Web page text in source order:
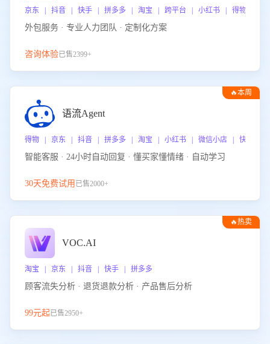
京东 | 抖音 | 快手 | 拼多多 | 淘宝 | 跨平台 | 小红书 | 得物 | 企
外包服务 · 专业人力团队 · 定制化方案
咨询体验已售2399+
🔥本周
语流Agent
得物 | 京东 | 抖音 | 拼多多 | 淘宝 | 小红书 | 微信小店 | 快手 |
智能客服 · 24小时自动回复 · 懂买家懂情绪 · 自动学习
30天免费试用 已售2000+
🔥热卖
VOC.AI
淘宝 | 京东 | 抖音 | 快手 | 拼多多
顾客流失分析 · 退货退款分析 · 产品售后分析
99元起已售2950+